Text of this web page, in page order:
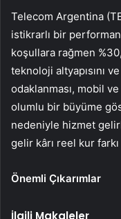
Telecom Argentina
istikrarlı bir
koşullara rağmen
teknoloji altyapısını
odaklanması, mobil
olumlu bir büyüme
nedeniyle hizmet
gelir kârı reel kur
Önemli Çıkarımlar
İlgili Makaleler